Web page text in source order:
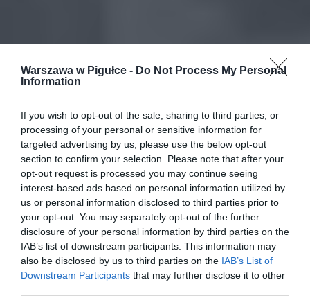
Warszawa w Pigułce - Do Not Process My Personal
Information
If you wish to opt-out of the sale, sharing to third parties, or
processing of your personal or sensitive information for
targeted advertising by us, please use the below opt-out
section to confirm your selection. Please note that after your
opt-out request is processed you may continue seeing
interest-based ads based on personal information utilized by
us or personal information disclosed to third parties prior to
your opt-out. You may separately opt-out of the further
disclosure of your personal information by third parties on the
IAB’s list of downstream participants. This information may
also be disclosed by us to third parties on the IAB’s List of
Downstream Participants that may further disclose it to other